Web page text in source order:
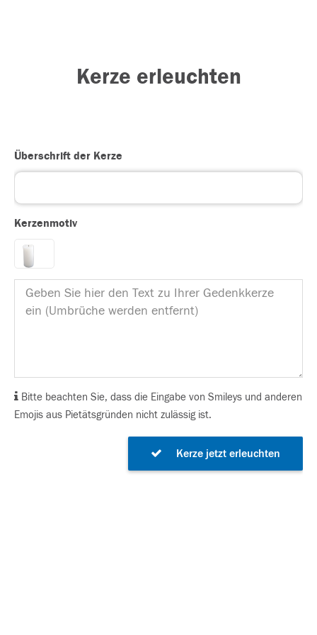
Kerze erleuchten
Überschrift der Kerze
Kerzenmotiv
Bitte beachten Sie, dass die Eingabe von Smileys und anderen
Emojis aus Pietätsgründen nicht zulässig ist.
Kerze jetzt erleuchten